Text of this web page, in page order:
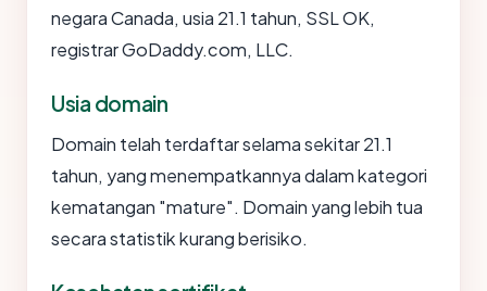
negara Canada, usia 21.1 tahun, SSL OK,
registrar GoDaddy.com, LLC.
Usia domain
Domain telah terdaftar selama sekitar 21.1
tahun, yang menempatkannya dalam kategori
kematangan "mature". Domain yang lebih tua
secara statistik kurang berisiko.